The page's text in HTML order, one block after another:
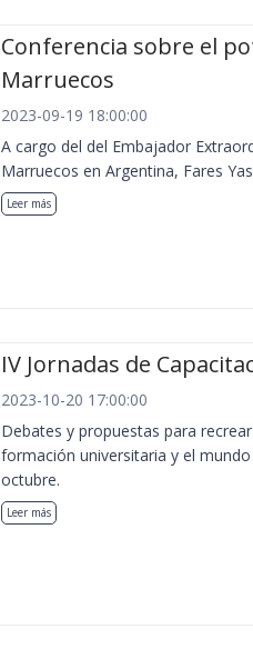
Conferencia sobre el
Marruecos
2023-09-19 18:00:00
A cargo del del Embajador
Marruecos en Argentina, Fares
Leer más
IV Jornadas de
2023-10-20 17:00:00
Debates y propuestas para
formación universitaria y el
octubre.
Leer más